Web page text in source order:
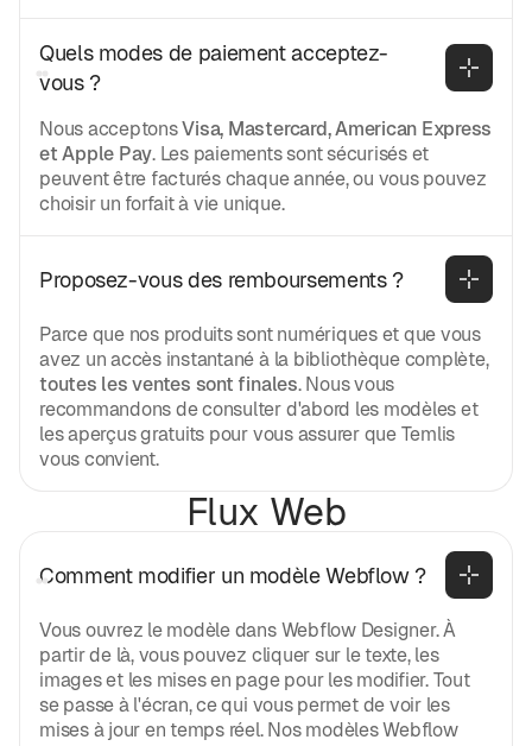
Quels modes de paiement acceptez-
vous ?
Nous acceptonsVisa, Mastercard, American Express
et Apple Pay. Les paiements sont sécurisés et
peuvent être facturés chaque année, ou vous pouvez
choisir un forfait à vie unique.
Proposez-vous des remboursements ?
Parce que nos produits sont numériques et que vous
avez un accès instantané à la bibliothèque complète,
toutes les ventes sont finales. Nous vous
recommandons de consulter d'abord les modèles et
les aperçus gratuits pour vous assurer que Temlis
vous convient.
Flux Web
Comment modifier un modèle Webflow ?
Vous ouvrez le modèle dans Webflow Designer. À
partir de là, vous pouvez cliquer sur le texte, les
images et les mises en page pour les modifier. Tout
se passe à l'écran, ce qui vous permet de voir les
mises à jour en temps réel. Nos modèles Webflow